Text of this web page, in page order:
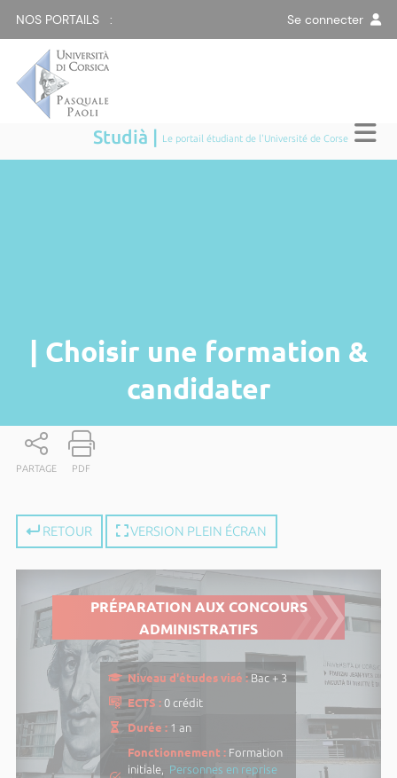
NOS PORTAILS : Se connecter
Studià | Le portail étudiant de l'Université de Corse
| Choisir une formation &
candidater
PARTAGE PDF
RETOUR VERSION PLEIN ÉCRAN
PRÉPARATION AUX CONCOURS
ADMINISTRATIFS
Niveau d'études visé : Bac + 3
ECTS : 0 crédit
Durée : 1 an
Fonctionnement : Formation
initiale, Personnes en reprise